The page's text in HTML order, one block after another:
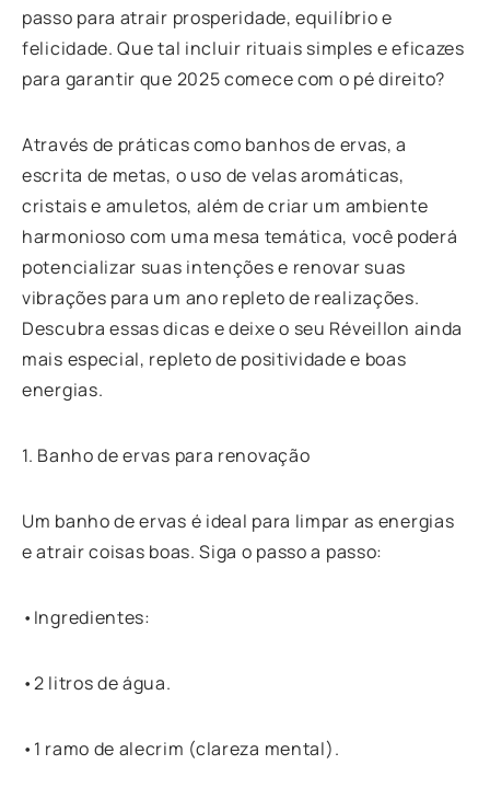
passo para atrair prosperidade, equilíbrio e
felicidade. Que tal incluir rituais simples e eficazes
para garantir que 2025 comece com o pé direito?
Através de práticas como banhos de ervas, a
escrita de metas, o uso de velas aromáticas,
cristais e amuletos, além de criar um ambiente
harmonioso com uma mesa temática, você poderá
potencializar suas intenções e renovar suas
vibrações para um ano repleto de realizações.
Descubra essas dicas e deixe o seu Réveillon ainda
mais especial, repleto de positividade e boas
energias.
1. Banho de ervas para renovação
Um banho de ervas é ideal para limpar as energias
e atrair coisas boas. Siga o passo a passo:
•Ingredientes:
•2 litros de água.
•1 ramo de alecrim (clareza mental).